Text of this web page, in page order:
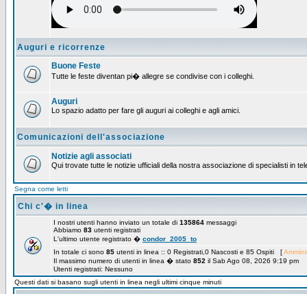
Auguri e ricorrenze
Buone Feste
Tutte le feste diventan pi� allegre se condivise con i colleghi.
Auguri
Lo spazio adatto per fare gli auguri ai colleghi e agli amici.
Comunicazioni dell'associazione
Notizie agli associati
Qui trovate tutte le notizie ufficiali della nostra associazione di specialisti in
Segna come letti
Chi c'� in linea
I nostri utenti hanno inviato un totale di 135864 messaggi
Abbiamo 83 utenti registrati
L'ultimo utente registrato � condor_2005_to
In totale ci sono 85 utenti in linea :: 0 Registrati,0 Nascosti e 85 Ospiti [
Il massimo numero di utenti in linea � stato 852 il Sab Ago 08, 2026 9:19 pm
Utenti registrati: Nessuno
Questi dati si basano sugli utenti in linea negli ultimi cinque minuti